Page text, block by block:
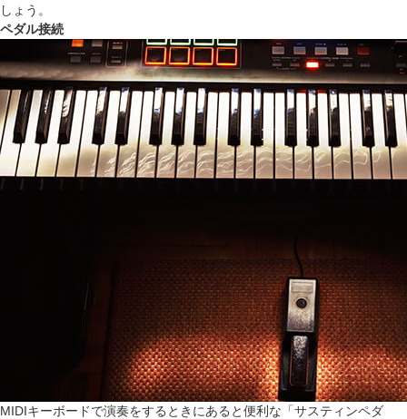
しょう。
ペダル接続
MIDIキーボードで演奏をするときにあると便利な「サスティンペダ